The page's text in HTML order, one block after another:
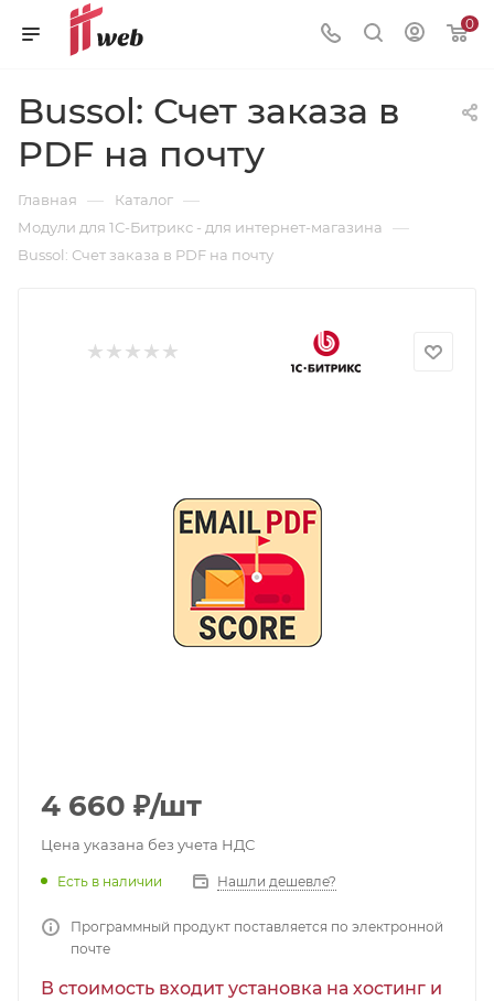
0
Bussol: Счет заказа в
PDF на почту
Главная — Каталог —
Модули для 1С-Битрикс - для интернет-магазина —
Bussol: Счет заказа в PDF на почту
4 660 ₽/шт
Цена указана без учета НДС
Есть в наличии Нашли дешевле?
Программный продукт поставляется по электронной
почте
В стоимость входит установка на хостинг и